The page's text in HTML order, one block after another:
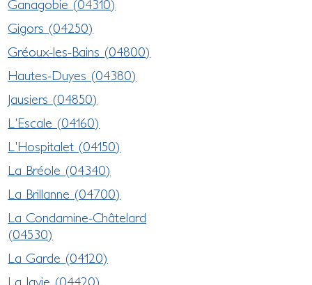
Ganagobie (04310)
Gigors (04250)
Gréoux-les-Bains (04800)
Hautes-Duyes (04380)
Jausiers (04850)
L'Escale (04160)
L'Hospitalet (04150)
La Bréole (04340)
La Brillanne (04700)
La Condamine-Châtelard
(04530)
La Garde (04120)
La Javie (04420)